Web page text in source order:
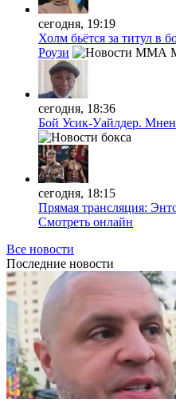
сегодня, 19:19
Холм бьётся за титул в
Роузи
сегодня, 18:36
Бой Усик-Уайлдер.
сегодня, 18:15
Прямая трансляция:
Смотреть онлайн
Все новости
Последние новости